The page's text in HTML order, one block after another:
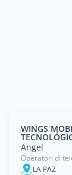
WINGS
Angel
Operatori di
LA PAZ